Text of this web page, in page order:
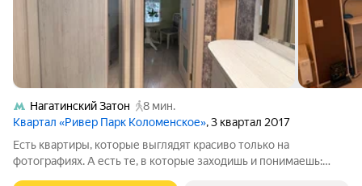
Нагатинский Затон
8 мин.
Квартал «Ривер Парк Коломенское», 3 квартал 2017
Есть квартиры, которые выглядят красиво только на
фотографиях. А есть те, в которые заходишь и понимаешь: